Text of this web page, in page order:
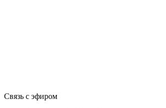
Связь с эфиром